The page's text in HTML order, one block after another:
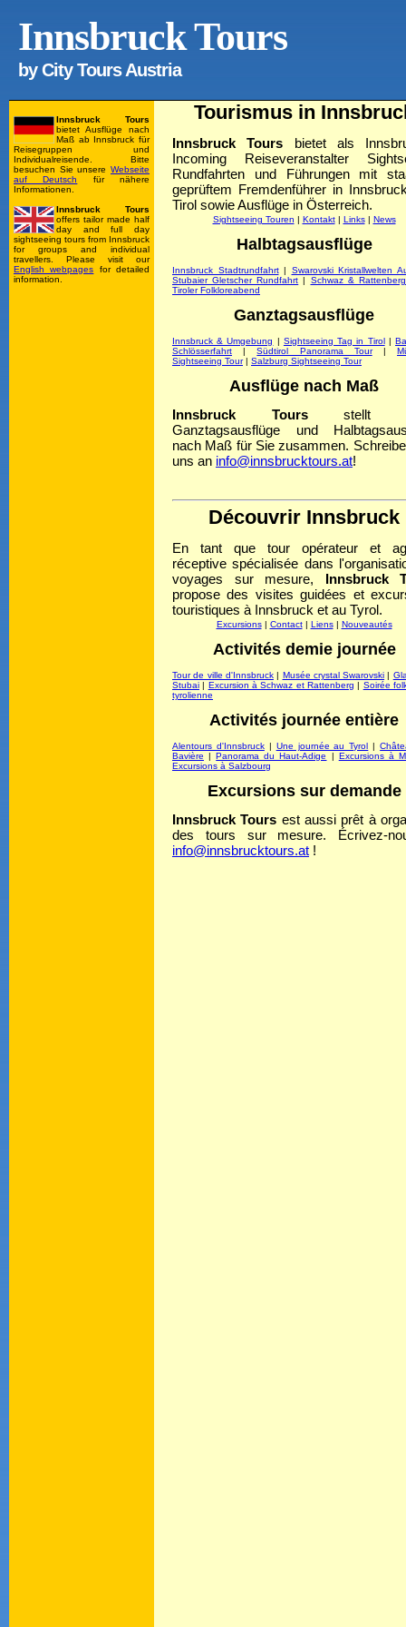
Innsbruck Tours
byCity Tours Austria
Tourismus in
Innsbruck Tours bietet als
Incoming Reiseveranstalter
Rundfahrten und Führungen mit
geprüftem Fremdenführer in
Tirol sowie Ausflüge in Österreich.
Sightseeing Touren Kontakt| Links| News
Halbtagsausflüge
Innsbruck Stadtrundfahrt| Swarovski Kristallwelten
Stubaier Gletscher Rundfahrt
Schwaz &
Tiroler Folkloreabend
Ganztagsausflüge
Innsbruck & Umgebung Sightseeing Tag in Tirol
Schlösserfahrt |Südtirol Panorama Tour|
Sightseeing Tour| Salzburg Sightseeing Tour
Ausflüge nach Maß
Innsbruck Toursstellt
Ganztagsausflüge und
nach Maß für Sie zusammen.
uns an info@innsbrucktours.at!
Découvrir Innsbruck
En tant que tour opérateur et
réceptive spécialisée dans
voyages sur mesure, Innsbruck
propose des visites guidées et
touristiques à Innsbruck et au Tyrol.
Excursions| Contact| Liens| Nouveautés
Activités demie journée
Tour de ville d'Innsbruck| Musée crystal Swarovski
Stubai
Excursion à Schwaz et Rattenberg
Soirée
tyrolienne
Activités journée entière
Alentours d'Innsbruck| Une journée au Tyrol |
Bavière
Panorama du Haut-Adige
Excursions à
Excursions à Salzbourg
Excursions sur demande
Innsbruck Tours est aussi prêt à
des tours sur mesure. Écrivez-
info@innsbrucktours.at !
Innsbruck Tours
bietet Ausflüge nach
Maß ab Innsbruck für
Reisegruppen und
Individualreisende. Bitte
besuchen Sie unsere Webseite
auf Deutsch
für nähere
Informationen.
Innsbruck Tours
offers tailor made half
day and full day
sightseeing tours from Innsbruck
for groups and individual
travellers. Please visit our
English webpages for detailed
information.